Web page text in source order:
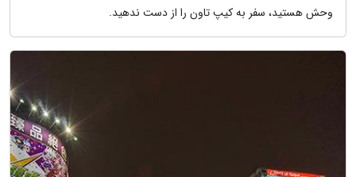
وحش هستید، سفر به کیپ تاون را از دست ندهید.